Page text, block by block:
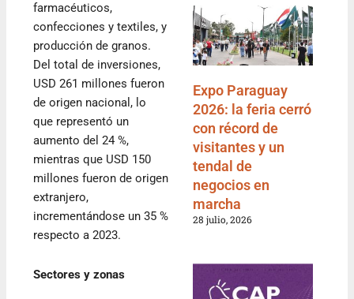
farmacéuticos,
confecciones y textiles, y
producción de granos.
Del total de inversiones,
USD 261 millones fueron
de origen nacional, lo
que representó un
aumento del 24 %,
mientras que USD 150
millones fueron de origen
extranjero,
incrementándose un 35 %
respecto a 2023.
Sectores y zonas
Expo Paraguay
2026: la feria cerró
con récord de
visitantes y un
tendal de
negocios en
marcha
28 julio, 2026